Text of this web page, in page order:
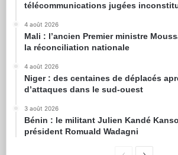
télécommunications jugées
4 août 2026
Mali : l’ancien Premier ministre
la réconciliation nationale
4 août 2026
Niger : des centaines de déplacés
d’attaques dans le sud-ouest
3 août 2026
Bénin : le militant Julien Kandé
président Romuald Wadagni